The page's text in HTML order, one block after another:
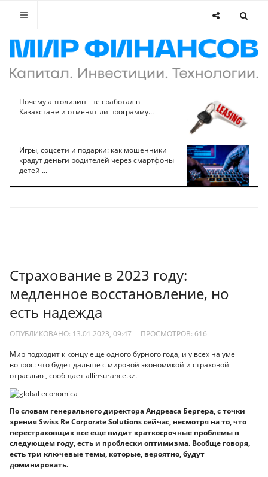
Почему автолизинг не сработал в
Казахстане и отменят ли программу...
Игры, соцсети и подарки: как мошенники
крадут деньги родителей через смартфоны
детей ...
Страхование в 2023 году:
медленное восстановление, но
есть надежда
ОПУБЛИКОВАНО: 13.01.2023, 09:47 ПРОСМОТРОВ: 616
Мир подходит к концу еще одного бурного года, и у всех на уме
вопрос: что будет дальше с мировой экономикой и страховой
отраслью , сообщает allinsurance.kz.
По словам генерального директора Андреаса Бергера, с точки
зрения Swiss Re Corporate Solutions сейчас, несмотря на то, что
перестраховщик все еще видит краткосрочные проблемы в
следующем году, есть и проблески оптимизма. Вообще говоря,
есть три ключевые темы, которые, вероятно, будут
доминировать.